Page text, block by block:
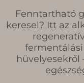
Fenntartható
keresel? Itt az
hüvelyesekről